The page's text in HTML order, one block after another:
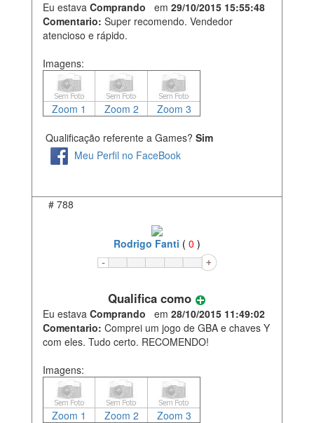
Eu estava Comprando em 29/10/2015 15:55:48
Comentario: Super recomendo. Vendedor
atencioso e rápido.
Imagens:
Zoom 1 Zoom 2 Zoom 3
Qualificação referente a Games? Sim
Meu Perfil no FaceBook
# 788
Rodrigo Fanti ( 0 )
Qualifica como
Eu estava Comprando em 28/10/2015 11:49:02
Comentario: Comprei um jogo de GBA e chaves Y
com eles. Tudo certo. RECOMENDO!
Imagens:
Zoom 1 Zoom 2 Zoom 3